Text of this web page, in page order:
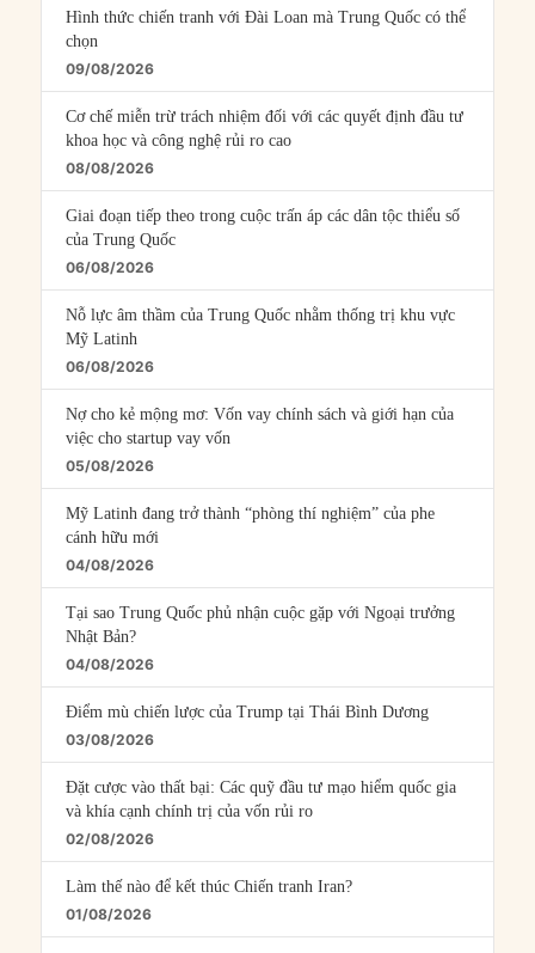
Hình thức chiến tranh với Đài Loan mà Trung Quốc có thể
chọn
09/08/2026
Cơ chế miễn trừ trách nhiệm đối với các quyết định đầu tư
khoa học và công nghệ rủi ro cao
08/08/2026
Giai đoạn tiếp theo trong cuộc trấn áp các dân tộc thiểu số
của Trung Quốc
06/08/2026
Nỗ lực âm thầm của Trung Quốc nhằm thống trị khu vực
Mỹ Latinh
06/08/2026
Nợ cho kẻ mộng mơ: Vốn vay chính sách và giới hạn của
việc cho startup vay vốn
05/08/2026
Mỹ Latinh đang trở thành “phòng thí nghiệm” của phe
cánh hữu mới
04/08/2026
Tại sao Trung Quốc phủ nhận cuộc gặp với Ngoại trưởng
Nhật Bản?
04/08/2026
Điểm mù chiến lược của Trump tại Thái Bình Dương
03/08/2026
Đặt cược vào thất bại: Các quỹ đầu tư mạo hiểm quốc gia
và khía cạnh chính trị của vốn rủi ro
02/08/2026
Làm thế nào để kết thúc Chiến tranh Iran?
01/08/2026